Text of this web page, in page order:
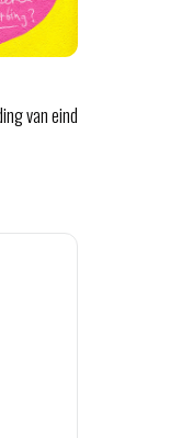
van eind